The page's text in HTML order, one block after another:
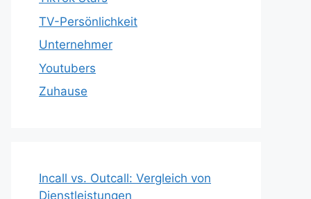
TV-Persönlichkeit
Unternehmer
Youtubers
Zuhause
Incall vs. Outcall: Vergleich von
Dienstleistungen